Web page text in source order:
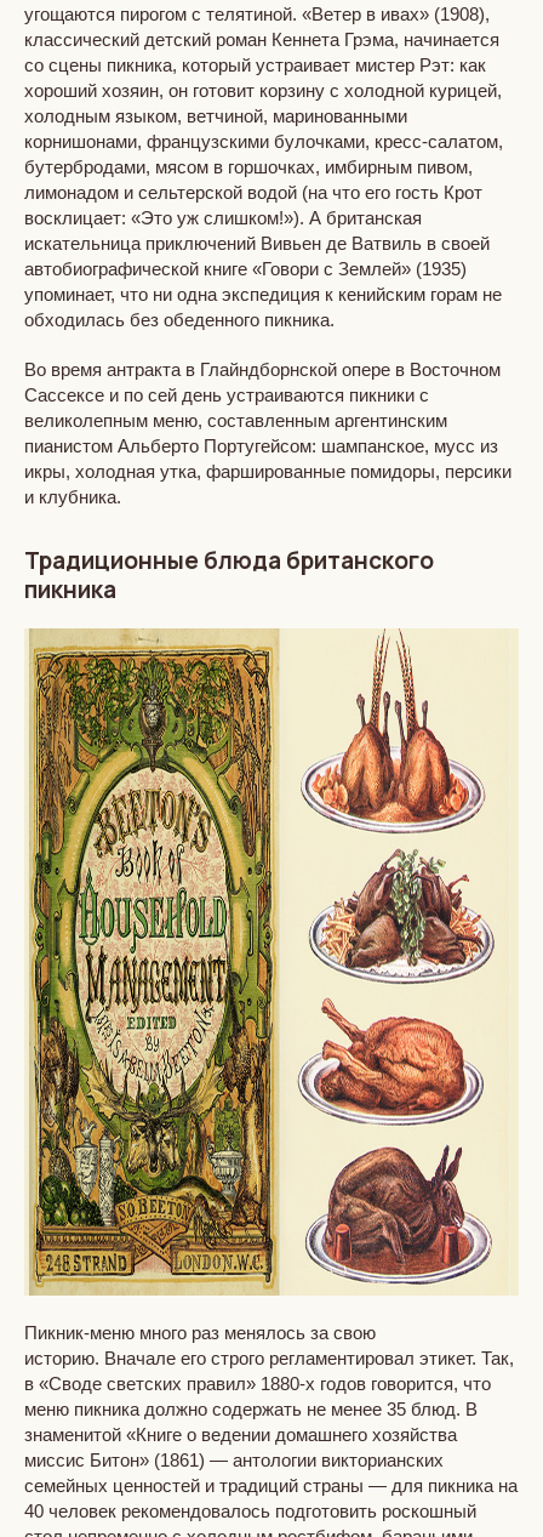
угощаются пирогом с телятиной. «Ветер в ивах» (1908),
классический детский роман Кеннета Грэма, начинается
со сцены пикника, который устраивает мистер Рэт: как
хороший хозяин, он готовит корзину с холодной курицей,
холодным языком, ветчиной, маринованными
корнишонами, французскими булочками, кресс-салатом,
бутербродами, мясом в горшочках, имбирным пивом,
лимонадом и сельтерской водой (на что его гость Крот
восклицает: «Это уж слишком!»). А британская
искательница приключений Вивьен де Ватвиль в своей
автобиографической книге «Говори с Землей» (1935)
упоминает, что ни одна экспедиция к кенийским горам не
обходилась без обеденного пикника.
Во время антракта в Глайндборнской опере в Восточном
Сассексе и по сей день устраиваются пикники с
великолепным меню, составленным аргентинским
пианистом Альберто Португейсом: шампанское, мусс из
икры, холодная утка, фаршированные помидоры, персики
и клубника.
Традиционные блюда британского
пикника
Пикник-меню много раз менялось за свою
историю. Вначале его строго регламентировал этикет. Так,
в «Своде светских правил» 1880-х годов говорится, что
меню пикника должно содержать не менее 35 блюд. В
знаменитой «Книге о ведении домашнего хозяйства
миссис Битон» (1861) — антологии викторианских
семейных ценностей и традиций страны — для пикника на
40 человек рекомендовалось подготовить роскошный